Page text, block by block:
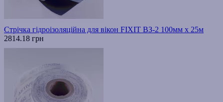
Стрічка гідроізоляційна для вікон FIXIT ВЗ-2 100мм х 25м
2814.18 грн